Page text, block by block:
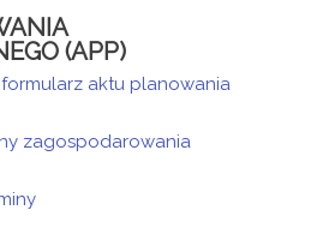
(APP)
aktu planowania
zagospodarowania